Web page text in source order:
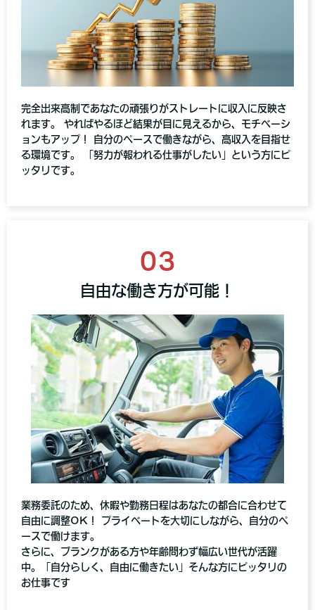
完全出来高制であなたの頑張りがストレートに収入に反映さ
れます。 やればやるほど結果が目に見えるから、モチベーシ
ョンもアップ！ 自分のペースで働きながら、高収入を目指せ
る環境です。 「努力が報われる仕事がしたい」という方にピ
ッタリです。
03
自由な働き方が可能！
業務委託のため、休暇や勤務日程はあなたの都合に合わせて
自由に調整OK！ プライベートを大切にしながら、自分のペ
ースで働けます。
さらに、ブランクがある方や年齢問わず幅広い世代が活躍
中。「自分らしく、自由に働きたい」そんな方にピッタリの
お仕事です